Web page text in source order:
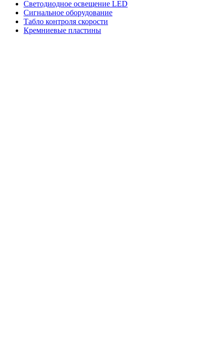
Светодиодное освещение LED
Сигнальное оборудование
Табло контроля скорости
Кремниевые пластины